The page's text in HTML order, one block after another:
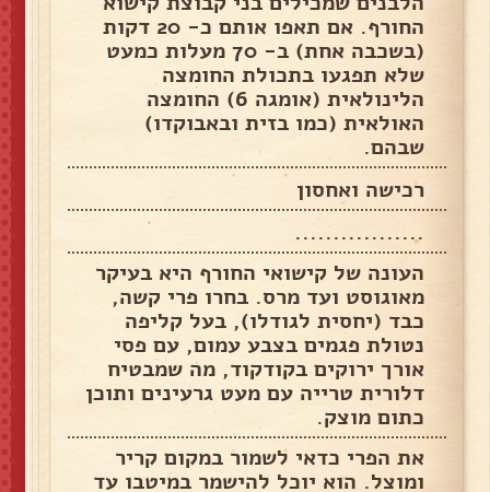
החורף. אם תאפו אותם כ- 20 דקות
(בשכבה אחת) ב- 70 מעלות כמעט
שלא תפגעו בתכולת החומצה
הלינולאית (אומגה 6) החומצה
האולאית (כמו בזית ובאבוקדו)
שבהם.
רכישה ואחסון
.................
העונה של קישואי החורף היא בעיקר
מאוגוסט ועד מרס. בחרו פרי קשה,
כבד (יחסית לגודלו), בעל קליפה
נטולת פגמים בצבע עמום, עם פסי
אורך ירוקים בקודקוד, מה שמבטיח
דלורית טרייה עם מעט גרעינים ותוכן
כתום מוצק.
את הפרי כדאי לשמור במקום קריר
ומוצל. הוא יוכל להישמר במיטבו עד